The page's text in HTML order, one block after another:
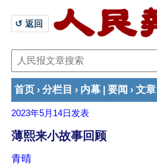
↺ 返回
首页 › 分栏目 › 内幕 要闻 › 文章
2023年5月14日 发表
薄熙来小故事回顾
青晴